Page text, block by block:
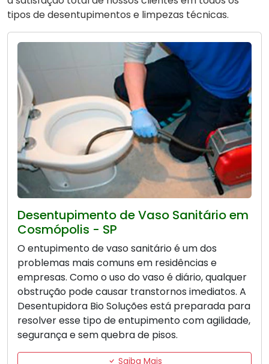
tipos de desentupimentos e limpezas técnicas.
Desentupimento de Vaso Sanitário em
Cosmópolis - SP
O entupimento de vaso sanitário é um dos
problemas mais comuns em residências e
empresas. Como o uso do vaso é diário, qualquer
obstrução pode causar transtornos imediatos. A
Desentupidora Bio Soluções está preparada para
resolver esse tipo de entupimento com agilidade,
segurança e sem quebra de pisos.
Saiba Mais